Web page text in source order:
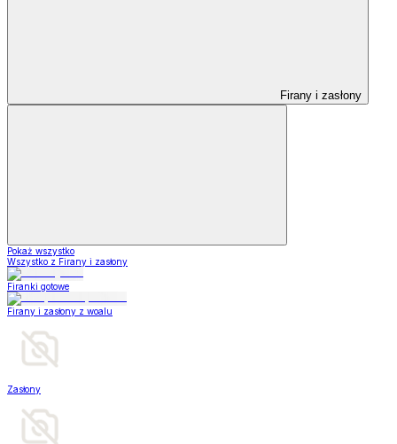
Firany i zasłony
Pokaż wszystko
Wszystko z Firany i zasłony
Firanki gotowe
Firany i zasłony z woalu
Zasłony